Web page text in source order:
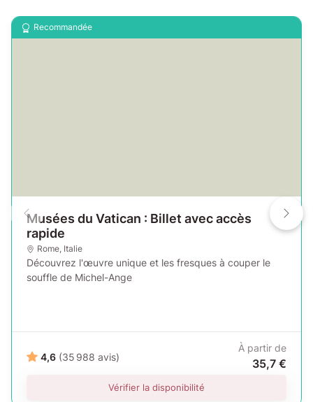
Recommandée
Musées du Vatican : Billet avec accès
rapide
Rome, Italie
Découvrez l'œuvre unique et les fresques à couper le
souffle de Michel-Ange
4,6 (35 988 avis)
À partir de
35,7 €
Vérifier la disponibilité